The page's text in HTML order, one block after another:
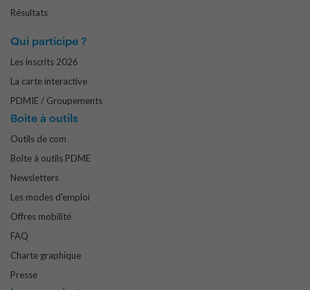
Résultats
Qui participe ?
Les inscrits 2026
La carte interactive
PDMIE / Groupements
Boite à outils
Outils de com
Boîte à outils PDME
Newsletters
Les modes d'emploi
Offres mobilité
FAQ
Charte graphique
Presse